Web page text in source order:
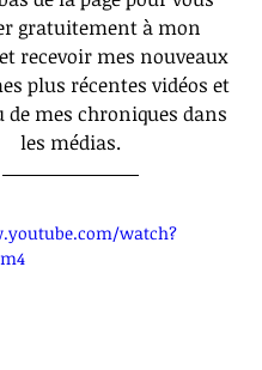
gratuitement à mon
recevoir mes nouveaux
plus récentes vidéos et
de mes chroniques dans
les médias.
watch?